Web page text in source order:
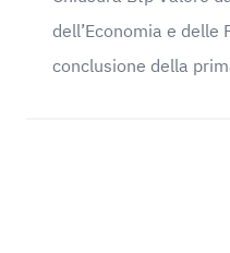
dell’Economia e delle
conclusione della